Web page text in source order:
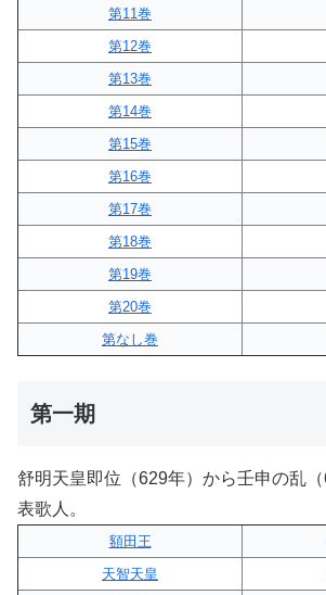
第11巻
第12巻
第13巻
第14巻
第15巻
第16巻
第17巻
第18巻
第19巻
第20巻
第なし巻
第一期
舒明天皇即位（629年）から壬申の乱
表歌人。
額田王
天智天皇